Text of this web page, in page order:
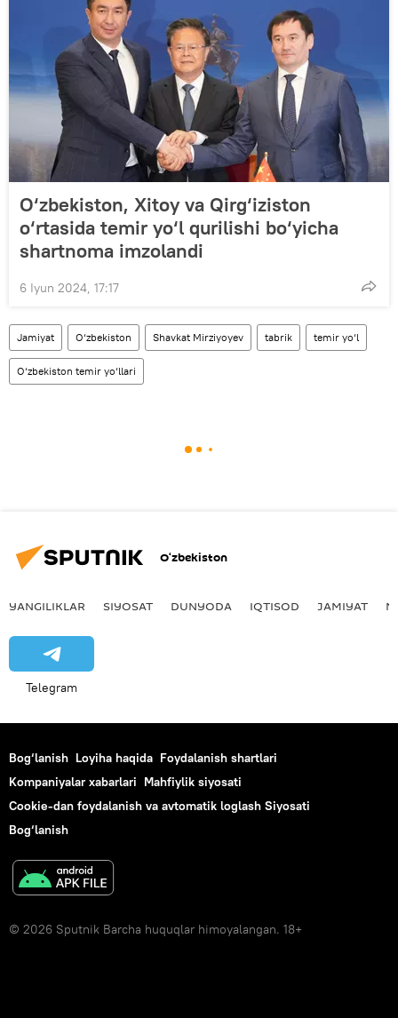
O‘zbekiston, Xitoy va Qirg‘iziston
o‘rtasida temir yo‘l qurilishi bo‘yicha
shartnoma imzolandi
6 Iyun 2024, 17:17
Jamiyat O‘zbekiston Shavkat Mirziyoyev tabrik temir yo‘l
O‘zbekiston temir yo‘llari
O‘zbekiston
YANGILIKLAR SIYOSAT DUNYODA IQTISOD JAMIYAT
Telegram
Bog‘lanish Loyiha haqida Foydalanish shartlari
Kompaniyalar xabarlari Mahfiylik siyosati
Cookie-dan foydalanish va avtomatik loglash Siyosati
Bog‘lanish
© 2026 Sputnik Barcha huquqlar himoyalangan. 18+